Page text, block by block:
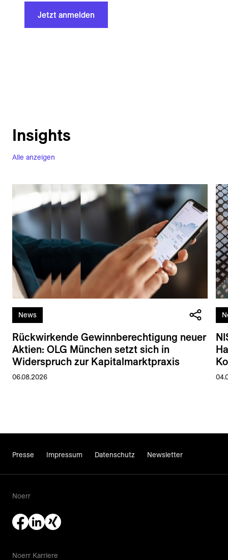
Jetzt anmelden
Alle anzeigen
Insights
News
Rückwirkende Gewinnberechtigung neuer
Aktien: OLG München setzt sich in
Widerspruch zur Kapitalmarktpraxis
06.08.2026
Presse Impressum Datenschutz Newsletter
Noerr
Noerr Karriere